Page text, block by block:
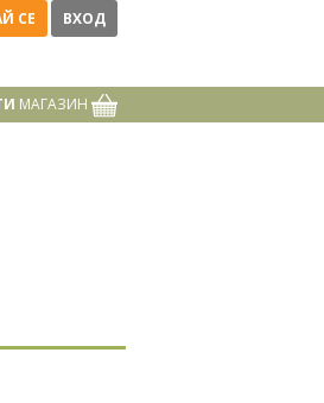
СЕ ВХОД
МАГАЗИН